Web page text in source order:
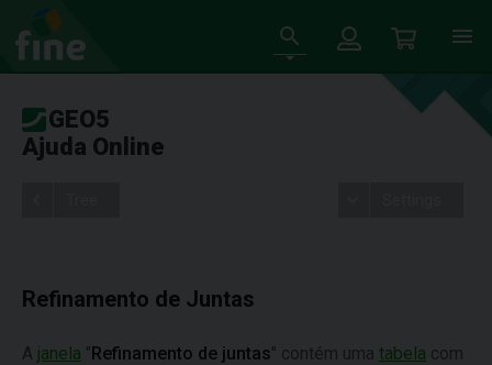
GEO5
Ajuda Online
Refinamento de Juntas
A janela "Refinamento de juntas" contém uma tabela com